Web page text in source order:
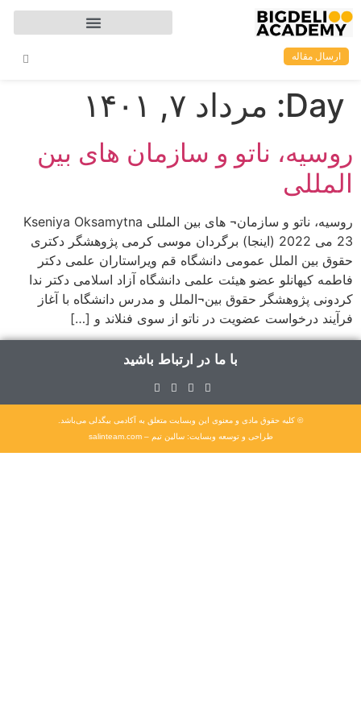
ارسال مقاله
Day: مرداد ۷, ۱۴۰۱
روسیه، ناتو و سازمان های بین
المللی
روسیه، ناتو و سازمان¬ های بین المللی Kseniya Oksamytna
23 می 2022 (اینجا) برگردان موسی کرمی پژوهشگر دکتری
حقوق بین الملل عمومی دانشگاه قم ویراستاران علمی دکتر
فاطمه کیهانلو عضو هیئت علمی دانشگاه آزاد اسلامی دکتر ندا
کردونی پژوهشگر حقوق بین¬الملل و مدرس دانشگاه با آغاز
فرآیند درخواست عضویت در ناتو از سوی فنلاند و […]
با ما در ارتباط باشید
© کلیه حقوق مادی و معنوی این وبسایت متعلق به آکادمی بیگدلی می‌باشد.
طراحی و توسعه وبسایت: سالین تیم – salinteam.com